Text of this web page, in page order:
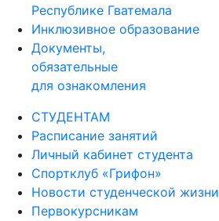
Республике Гватемала
Инклюзивное образование
Документы,
обязательные
для ознакомления
СТУДЕНТАМ
Расписание занятий
Личный кабинет студента
Спортклуб «Грифон»
Новости студенческой жизни
Первокурсникам